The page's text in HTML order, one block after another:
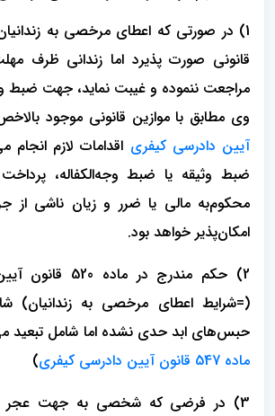
1) در صورتی که اعطای مرخصی به
قانونی صورت پذیرد اما زندانی ظرف
مراجعت ننموده و غیبت نماید، جهت ضبط
وی مطابق با موازین قانونی موجود
آیین دادرسی کیفری اقدامات لازم
ضبط وثیقه یا ضبط وجه‌الکفاله،
محکوم‌به مالی یا ضرر و زیان ناشی از
امکان‌پذیر خواهد بود.
2) حکم مندرج در
(=شرایط اعطای مرخصی به زندانیان)
حبس‌های ابد حدی نشده اما شامل تبعید
ماده 547 قانون آیین دادرسی کیفری
)
3) در فرضی که شخصی به جهت عجر از